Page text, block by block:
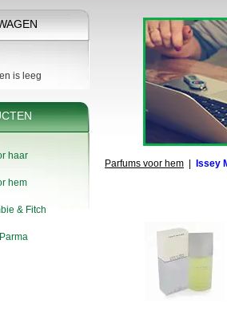
is leeg
haar
hem
& Fitch
Parfums voor hem Issey